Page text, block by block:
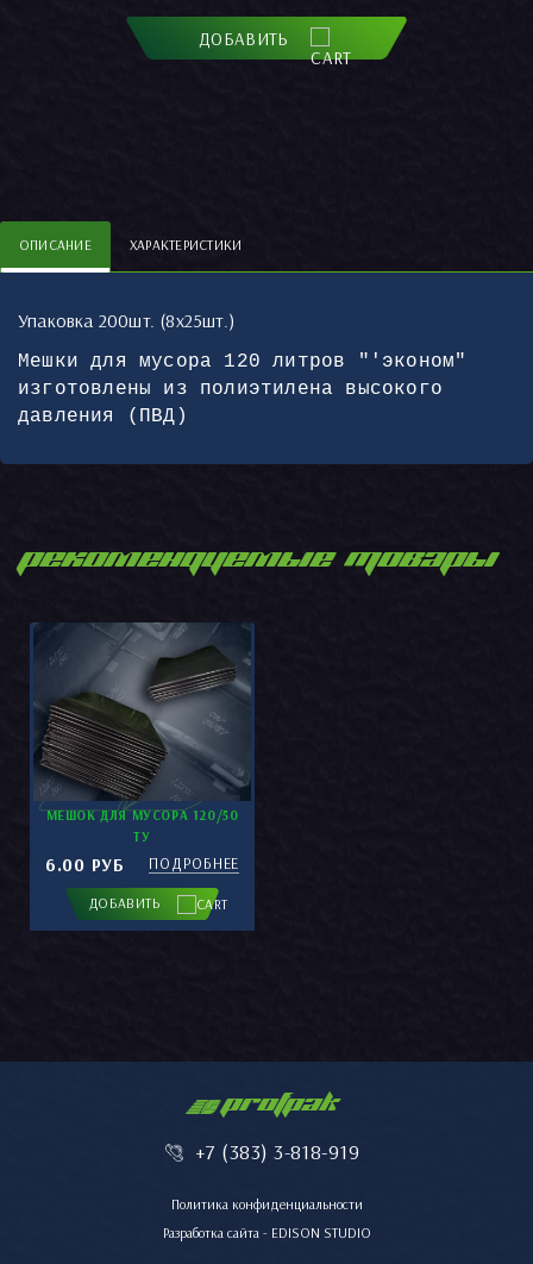
ДОБАВИТЬ
ОПИСАНИЕ ХАРАКТЕРИСТИКИ
Упаковка 200шт. (8х25шт.)
Мешки для мусора 120 литров "'эконом"
изготовлены из полиэтилена высокого
давления (ПВД)
РЕКОМЕНДУЕМЫЕ ТОВАРЫ
МЕШОК ДЛЯ МУСОРА 120/50
ТУ
6.00 РУБ ПОДРОБНЕЕ
ДОБАВИТЬ
PROFPAK
+7 (383) 3-818-919
Политика конфиденциальности
Разработка сайта - EDISON STUDIO